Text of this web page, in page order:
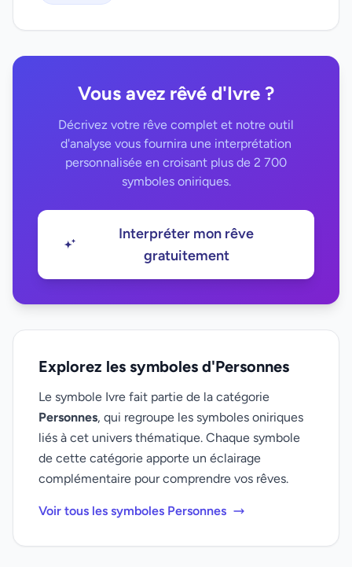
Vous avez rêvé d'Ivre ?
Décrivez votre rêve complet et notre outil
d'analyse vous fournira une interprétation
personnalisée en croisant plus de 2 700
symboles oniriques.
Interpréter mon rêve
gratuitement
Explorez les symboles d'Personnes
Le symbole Ivre fait partie de la catégorie
Personnes, qui regroupe les symboles oniriques
liés à cet univers thématique. Chaque symbole
de cette catégorie apporte un éclairage
complémentaire pour comprendre vos rêves.
Voir tous les symboles Personnes